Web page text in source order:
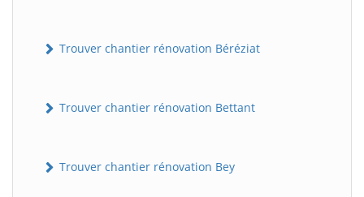
Trouver chantier rénovation Béréziat
Trouver chantier rénovation Bettant
Trouver chantier rénovation Bey